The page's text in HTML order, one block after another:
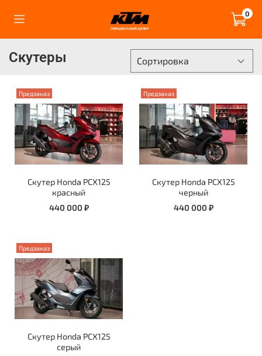
0
Скутеры
Предзаказ
Скутер Honda PCX125
красный
440 000 ₽
Предзаказ
Скутер Honda PCX125
черный
440 000 ₽
Предзаказ
Скутер Honda PCX125
серый